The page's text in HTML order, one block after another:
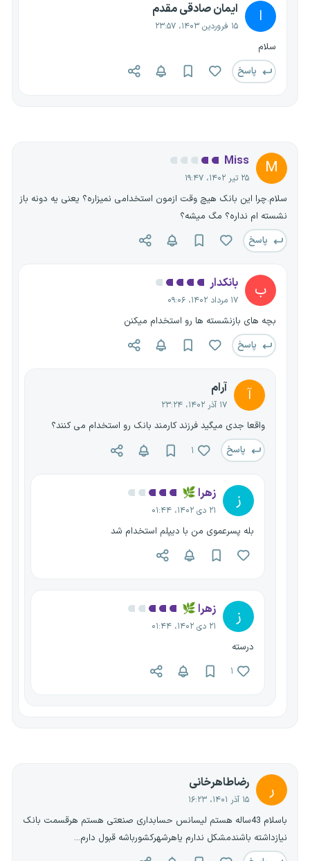
ا ایمان صادقی مقدم
۱۵ فروردین ۱۴۰۳، ۲۳:۵۷
سلام
پاسخ
M
Miss
۲۵ تیر ۱۴۰۲، ۱۹:۴۷
سلام.چرا این بانک هیچ وقت ازمون استخدامی نمیزاره؟ یعنی یه دونه باز
نشسته ام نداره؟ مگ میشه؟
پاسخ
ب بانکدار
۱۷ مرداد ۱۴۰۲، ۰۹:۰۶
بچه های بازنشسته ها رو استخدام میکنن
پاسخ
آ آرام
۱۷ آذر ۱۴۰۲، ۲۳:۲۴
واقعا جدی میگید فرزند کارمند بانک رو استخدام می کنند؟
پاسخ
۱
ز زهرا 🌿
۲۱ دی ۱۴۰۲، ۰۱:۴۴
بله پسرعموی من با دیپلم استخدام شد
ز زهرا 🌿
۲۱ دی ۱۴۰۲، ۰۱:۴۴
درسته
۱
ر رضاطاهرخانی
۱۵ آذر ۱۴۰۱، ۱۶:۲۳
باسلام 43ساله هستم لیسانس حسابداری صنعتی هستم هرقسمت بانک
نیازداشته باشندمشکل ندارم یاهرشهرکشورباشه قبول دارم...